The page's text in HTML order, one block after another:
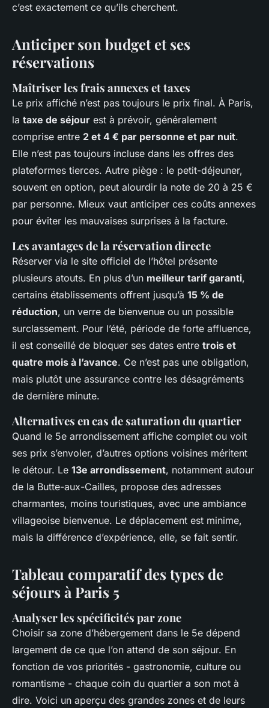
c’est exactement ce qu’ils cherchent.
Anticiper son budget et ses
réservations
Maîtriser les frais annexes et taxes
Le prix affiché n’est pas toujours le prix final. À Paris,
la taxe de séjour est à prévoir, généralement
comprise entre 2 et 4 € par personne et par nuit.
Elle n’est pas toujours incluse dans les offres des
plateformes tierces. Autre piège : le petit-déjeuner,
souvent en option, peut alourdir la note de 20 à 25 €
par personne. Mieux vaut anticiper ces coûts annexes
pour éviter les mauvaises surprises à la facture.
Les avantages de la réservation directe
Réserver via le site officiel de l’hôtel présente
plusieurs atouts. En plus d’un meilleur tarif garanti,
certains établissements offrent jusqu’à 15 % de
réduction, un verre de bienvenue ou un possible
surclassement. Pour l’été, période de forte affluence,
il est conseillé de bloquer ses dates entre trois et
quatre mois à l’avance. Ce n’est pas une obligation,
mais plutôt une assurance contre les désagréments
de dernière minute.
Alternatives en cas de saturation du quartier
Quand le 5e arrondissement affiche complet ou voit
ses prix s’envoler, d’autres options voisines méritent
le détour. Le 13e arrondissement, notamment autour
de la Butte-aux-Cailles, propose des adresses
charmantes, moins touristiques, avec une ambiance
villageoise bienvenue. Le déplacement est minime,
mais la différence d’expérience, elle, se fait sentir.
Tableau comparatif des types de
séjours à Paris 5
Analyser les spécificités par zone
Choisir sa zone d’hébergement dans le 5e dépend
largement de ce que l’on attend de son séjour. En
fonction de vos priorités - gastronomie, culture ou
romantisme - chaque coin du quartier a son mot à
dire. Voici un aperçu des grandes zones et de leurs